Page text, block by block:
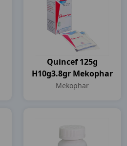
Quincef 125g
H10g3.8gr Mekophar
Mekophar